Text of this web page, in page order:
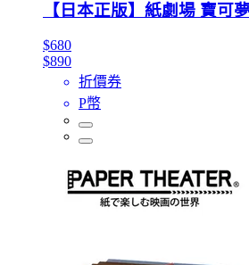
【日本正版】紙劇場 寶可
$680
$890
折價券
P幣